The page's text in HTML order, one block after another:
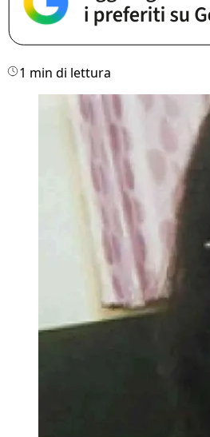
1 min di lettura